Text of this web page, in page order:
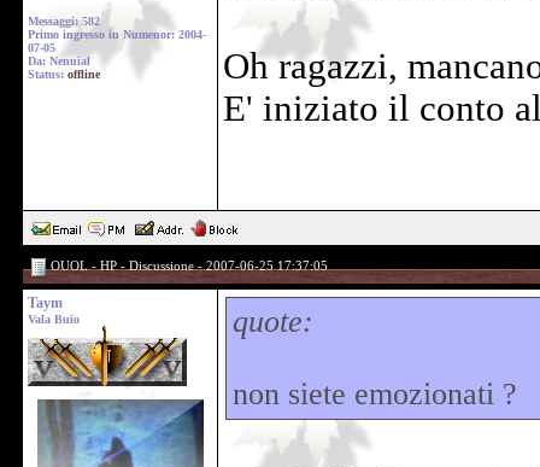
Messaggi: 582
Primo ingresso in Numenor: 2004-
07-05
Da: Nenuial
Status: offline
Oh ragazzi,
E' iniziato il conto
OUOL - HP - Discussione - 2007-06-25 17:37:05
Taym
Vala Buio quote:
non siete emozionati ?